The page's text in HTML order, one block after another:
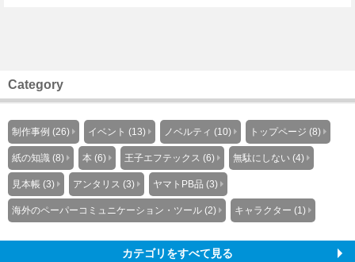
Category
制作事例 (26) イベント (13) ノベルティ (10) トップページ (8)
紙の知識 (8) 本 (6) 王子エフテックス (6) 無駄にしない (4)
見本帳 (3) アンタリス (3) ヤマトPB品 (3)
海外のペーパーコミュニケーション・ツール (2) キャラクター (1)
カテゴリをすべて見る